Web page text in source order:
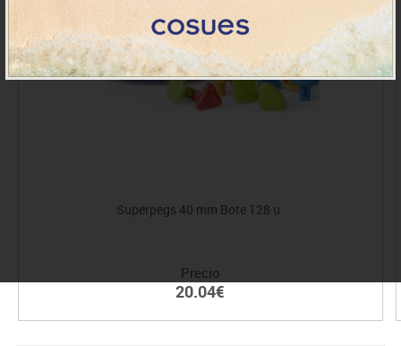
Superpegs 40 mm Bote 128 u.
Precio
20.04€